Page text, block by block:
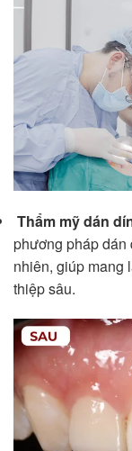
Thẩm mỹ dán
phương pháp dán
nhiên, giúp mang
thiệp sâu.